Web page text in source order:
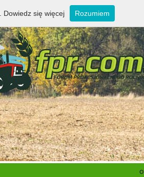
Dowiedz się więcej Rozumiem